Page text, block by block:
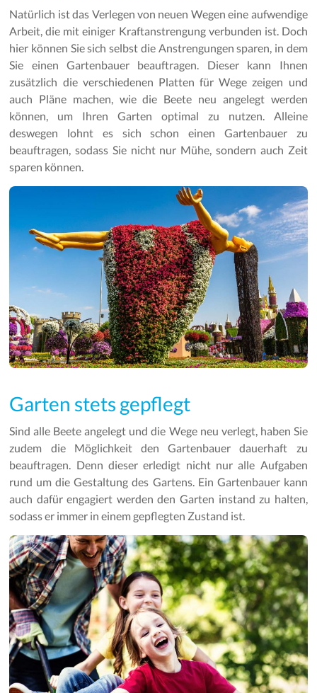
Natürlich ist das Verlegen von neuen Wegen eine aufwendige
Arbeit, die mit einiger Kraftanstrengung verbunden ist. Doch
hier können Sie sich selbst die Anstrengungen sparen, in dem
Sie einen Gartenbauer beauftragen. Dieser kann Ihnen
zusätzlich die verschiedenen Platten für Wege zeigen und
auch Pläne machen, wie die Beete neu angelegt werden
können, um Ihren Garten optimal zu nutzen. Alleine
deswegen lohnt es sich schon einen Gartenbauer zu
beauftragen, sodass Sie nicht nur Mühe, sondern auch Zeit
sparen können.
Garten stets gepflegt
Sind alle Beete angelegt und die Wege neu verlegt, haben Sie
zudem die Möglichkeit den Gartenbauer dauerhaft zu
beauftragen. Denn dieser erledigt nicht nur alle Aufgaben
rund um die Gestaltung des Gartens. Ein Gartenbauer kann
auch dafür engagiert werden den Garten instand zu halten,
sodass er immer in einem gepflegten Zustand ist.